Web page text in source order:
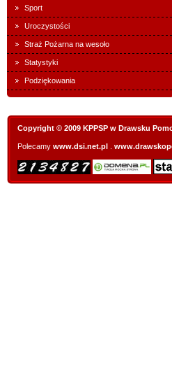
Sport
Uroczystości
Straż Pożarna na wesoło
Statystyki
Podziękowania
Copyright © 2009 KPPSP w Drawsku
Polecamy www.dsi.net.pl